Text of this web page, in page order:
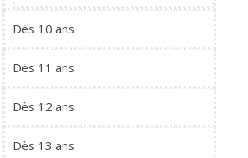
Dès 10 ans
Dès 11 ans
Dès 12 ans
Dès 13 ans